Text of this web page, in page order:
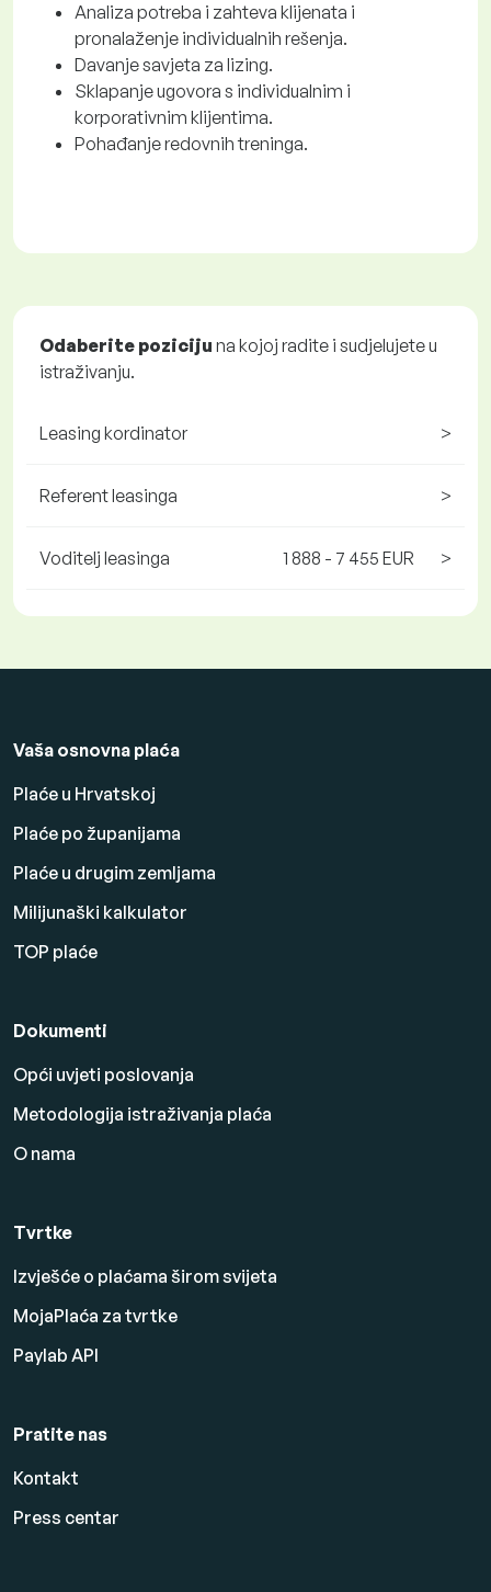
Analiza potreba i zahteva klijenata i
pronalaženje individualnih rešenja.
Davanje savjeta za lizing.
Sklapanje ugovora s individualnim i
korporativnim klijentima.
Pohađanje redovnih treninga.
Odaberite poziciju na kojoj radite i sudjelujete u
istraživanju.
Leasing kordinator >
Referent leasinga >
Voditelj leasinga 1 888 - 7 455 EUR >
Vaša osnovna plaća
Plaće u Hrvatskoj
Plaće po županijama
Plaće u drugim zemljama
Milijunaški kalkulator
TOP plaće
Dokumenti
Opći uvjeti poslovanja
Metodologija istraživanja plaća
O nama
Tvrtke
Izvješće o plaćama širom svijeta
MojaPlaća za tvrtke
Paylab API
Pratite nas
Kontakt
Press centar